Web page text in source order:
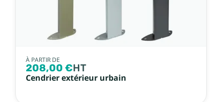
À PARTIR DE
208,00 €HT
Cendrier extérieur urbain